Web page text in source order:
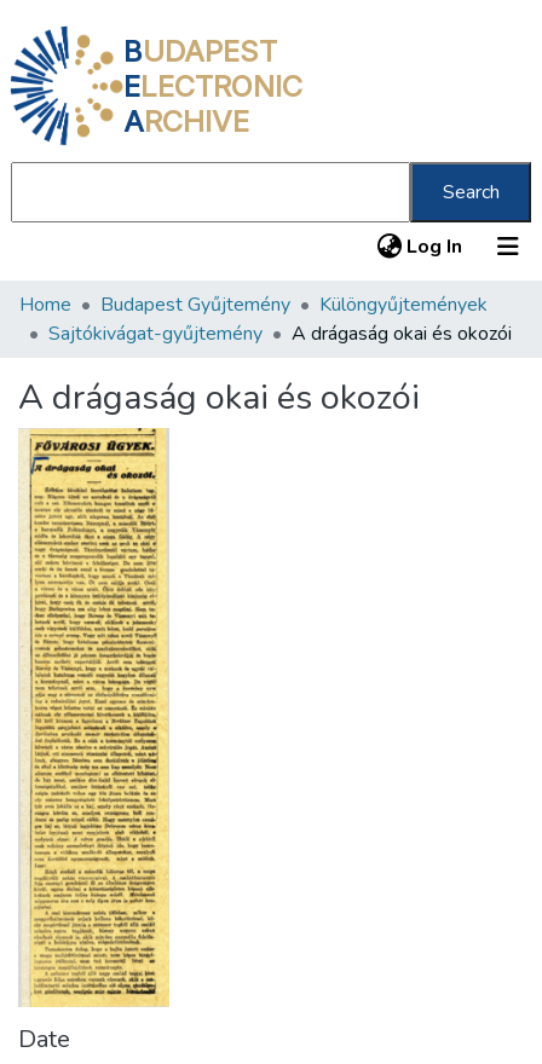
BUDAPEST
ELECTRONIC
ARCHIVE
Search
Log In (current)
Communities & Collections
Statistics
About us
Home Budapest Gyűjtemény
Különgyűjtemények
Sajtókivágat-gyűjtemény
A drágaság okai és okozói
A drágaság okai és okozói
Date